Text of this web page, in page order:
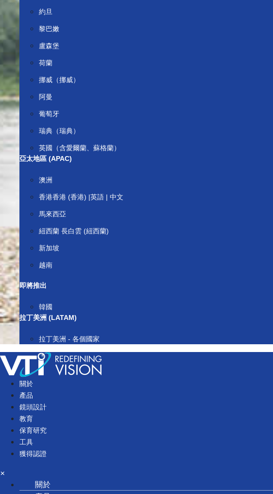
約旦
黎巴嫩
盧森堡
荷蘭
挪威（挪威）
阿曼
葡萄牙
瑞典（瑞典）
英國（含愛爾蘭、蘇格蘭）
亞太地區 (APAC)
澳洲
香港香港 (香港) |英語 | 中文
馬來西亞
紐西蘭 長白雲 (紐西蘭)
新加坡
越南
即將推出
韓國
拉丁美洲 (LATAM)
拉丁美洲 - 各個國家
關於
產品
鏡頭設計
教育
保育研究
工具
獲得認證
×
關於